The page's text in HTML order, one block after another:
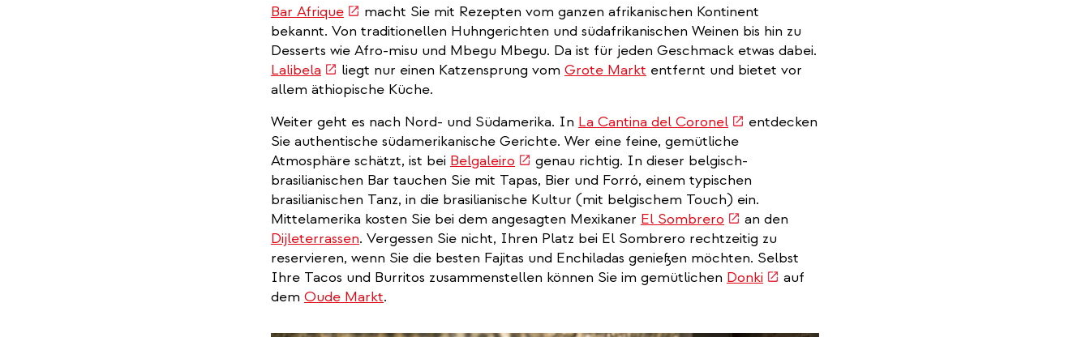
Bar Afrique(link
is
external)
macht Sie mit Rezepten vom ganzen afrikanischen Kontinent
bekannt. Von traditionellen Huhngerichten und südafrikanischen Weinen bis hin zu
Desserts wie Afro-misu und Mbegu Mbegu. Da ist für jeden Geschmack etwas dabei.
Lalibela (link
is
liegt nur einen Katzensprung vom Grote Markt entfernt und bietet vor
allem äthiopische Küche.
Weiter geht es nach Nord- und Südamerika. In La Cantina del Coronel(link
is
external)
entdecken
Sie authentische südamerikanische Gerichte. Wer eine feine, gemütliche
Atmosphäre schätzt, ist bei Belgaleiro (link
is
external)
genau richtig. In dieser belgisch-
brasilianischen Bar tauchen Sie mit Tapas, Bier und Forró, einem typischen
brasilianischen Tanz, in die brasilianische Kultur (mit belgischem Touch) ein.
Mittelamerika kosten Sie bei dem angesagten Mexikaner El Sombrero (link
is
external)
an den
Dijleterrassen. Vergessen Sie nicht, Ihren Platz bei El Sombrero rechtzeitig zu
reservieren, wenn Sie die besten Fajitas und Enchiladas genießen möchten. Selbst
Ihre Tacos und Burritos zusammenstellen können Sie im gemütlichen Donki (linkauf
dem Oude Markt.